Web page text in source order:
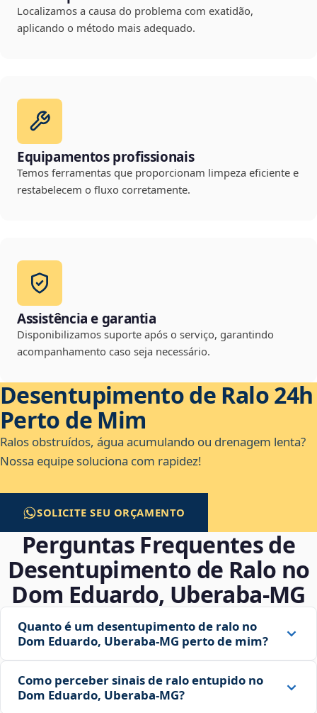
Localizamos a causa do problema com exatidão,
aplicando o método mais adequado.
Equipamentos profissionais
Temos ferramentas que proporcionam limpeza eficiente e
restabelecem o fluxo corretamente.
Assistência e garantia
Disponibilizamos suporte após o serviço, garantindo
acompanhamento caso seja necessário.
Desentupimento de Ralo 24h
Perto de Mim
Ralos obstruídos, água acumulando ou drenagem lenta?
Nossa equipe soluciona com rapidez!
SOLICITE SEU ORÇAMENTO
Perguntas Frequentes de
Desentupimento de Ralo no
Dom Eduardo, Uberaba‑MG
Quanto é um desentupimento de ralo no
Dom Eduardo, Uberaba‑MG perto de mim?
Como perceber sinais de ralo entupido no
Dom Eduardo, Uberaba‑MG?